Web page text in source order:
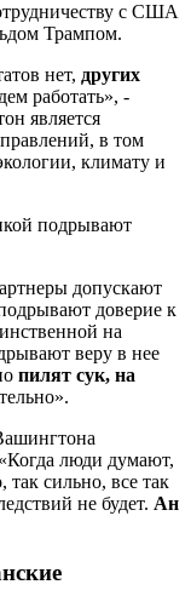
с США
Трампом.
нет, других
работать», -
является
в том
климату и
подрывают
допускают
доверие к
на
веру в нее
пилят сук, на
люди думают,
так сильно, все так
не будет. Ан